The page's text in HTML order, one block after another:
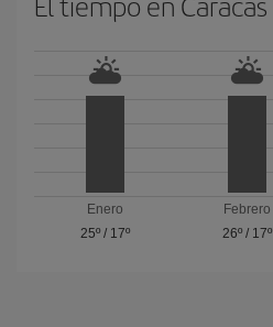
Enero
25º/ 17º
Febrero
26º/ 17º